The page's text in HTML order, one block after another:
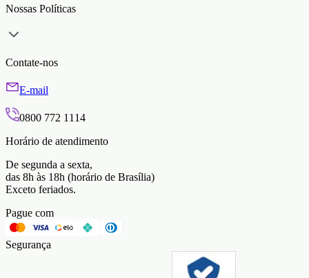
Nossas Políticas
Contate-nos
E-mail
0800 772 1114
Horário de atendimento
De segunda a sexta,
das 8h às 18h (horário de Brasília)
Exceto feriados.
Pague com
Segurança